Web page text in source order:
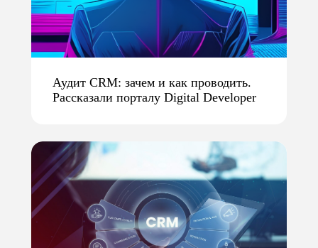
Аудит CRM: зачем и как проводить.
Рассказали порталу Digital Developer